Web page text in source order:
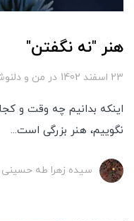
هنر "نه نگفتن"
23 اسفند 1402 در من و
اینکه بدانیم چه وقت و
نگوییم، هنر بزرگی است...
سیده زهرا طه حسینی